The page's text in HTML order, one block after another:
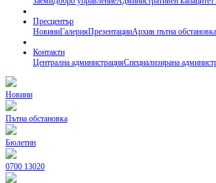
Пресцентър
НовиниГалерияПрезентацииАрхив пътна обстановка
Контакти
Централна администрацияСпециализирана
Новини
Пътна обстановка
Бюлетин
0700 13020